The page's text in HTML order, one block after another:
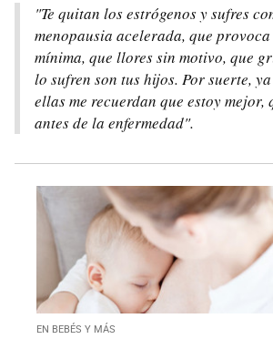
"Te quitan los estrógenos y sufres
menopausia acelerada, que
mínima, que llores sin motivo, que
lo sufren son tus hijos. Por suerte,
ellas me recuerdan que estoy mejor,
antes de la enfermedad".
EN BEBÉS Y MÁS